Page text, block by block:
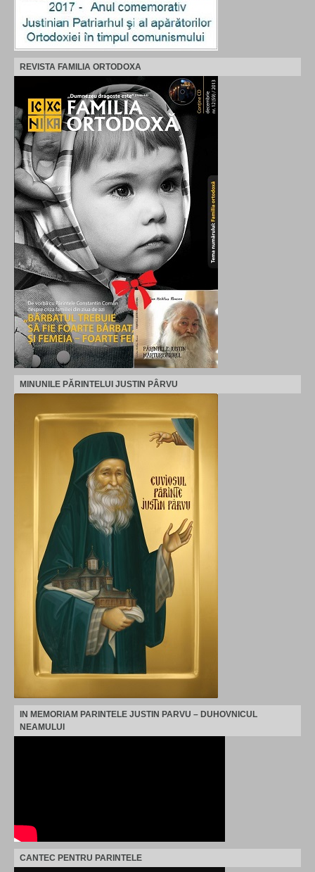
REVISTA FAMILIA ORTODOXA
MINUNILE PĂRINTELUI JUSTIN PÂRVU
IN MEMORIAM PARINTELE JUSTIN PARVU – DUHOVNICUL
NEAMULUI
CANTEC PENTRU PARINTELE